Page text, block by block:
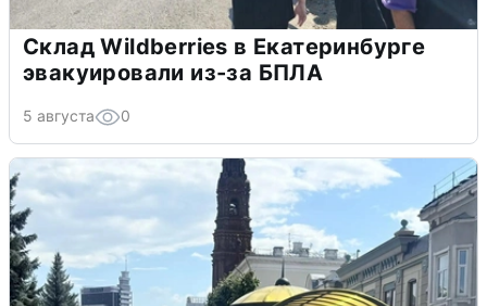
Склад Wildberries в Екатеринбурге
эвакуировали из-за БПЛА
5 августа 0